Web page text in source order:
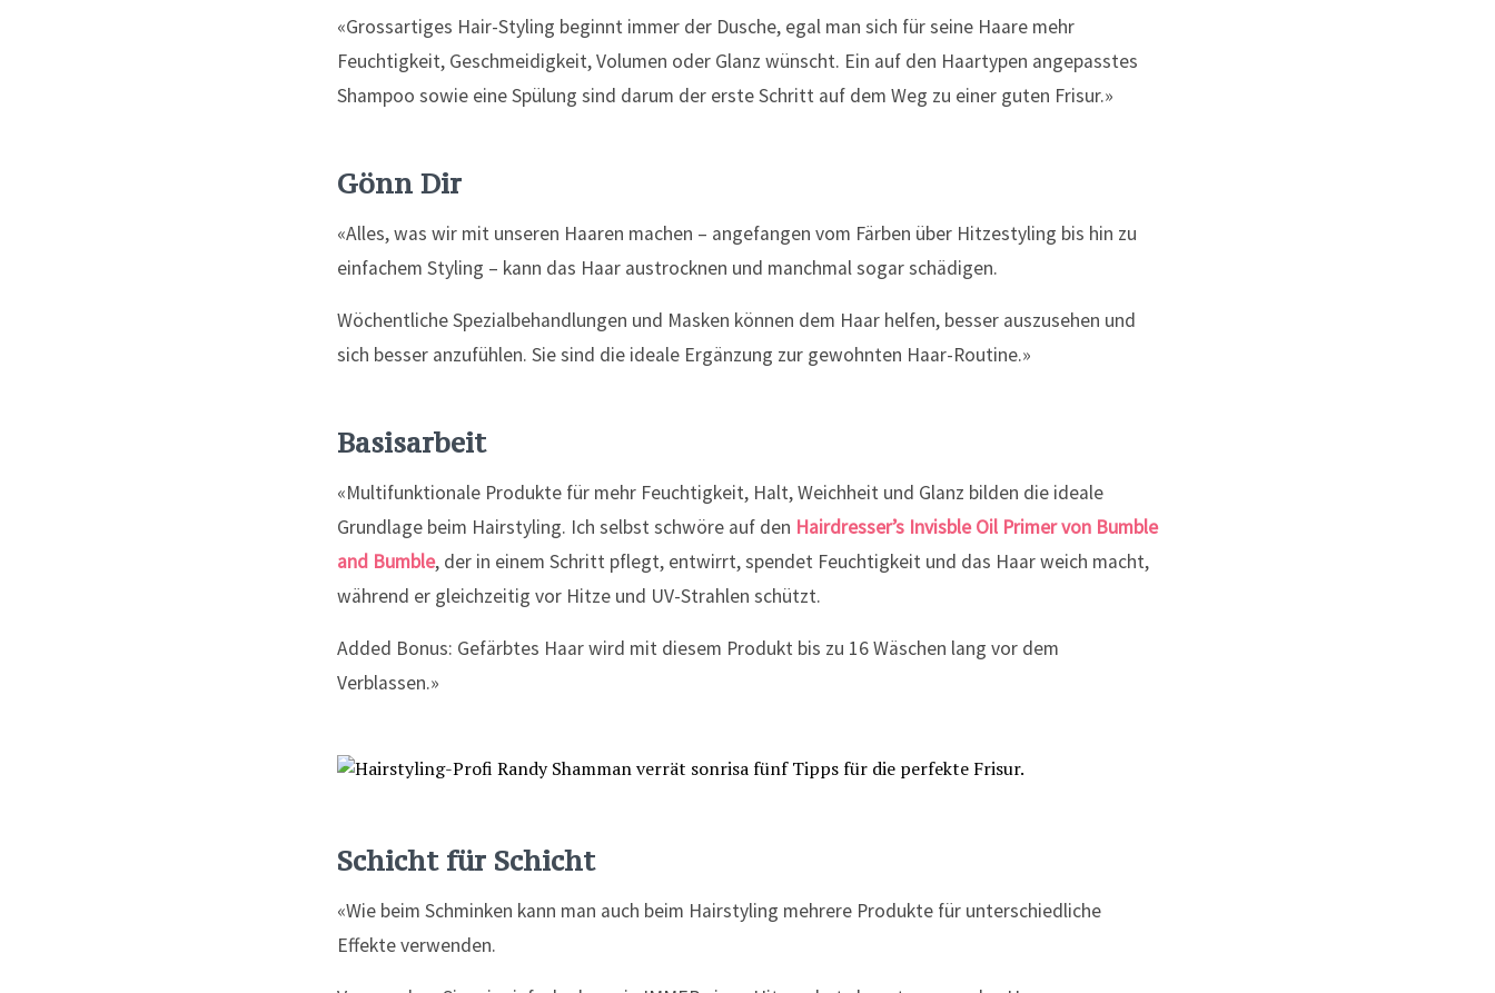
«Grossartiges Hair-Styling beginnt immer der Dusche, egal man sich für seine Haare mehr
Feuchtigkeit, Geschmeidigkeit, Volumen oder Glanz wünscht. Ein auf den Haartypen angepasstes
Shampoo sowie eine Spülung sind darum der erste Schritt auf dem Weg zu einer guten Frisur.»
Gönn Dir
«Alles, was wir mit unseren Haaren machen – angefangen vom Färben über Hitzestyling bis hin zu
einfachem Styling – kann das Haar austrocknen und manchmal sogar schädigen.
Wöchentliche Spezialbehandlungen und Masken können dem Haar helfen, besser auszusehen und
sich besser anzufühlen. Sie sind die ideale Ergänzung zur gewohnten Haar-Routine.»
Basisarbeit
«Multifunktionale Produkte für mehr Feuchtigkeit, Halt, Weichheit und Glanz bilden die ideale
Grundlage beim Hairstyling. Ich selbst schwöre auf den Hairdresser’s Invisble Oil Primer von Bumble
and Bumble, der in einem Schritt pflegt, entwirrt, spendet Feuchtigkeit und das Haar weich macht,
während er gleichzeitig vor Hitze und UV-Strahlen schützt.
Added Bonus: Gefärbtes Haar wird mit diesem Produkt bis zu 16 Wäschen lang vor dem
Verblassen.»
Schicht für Schicht
«Wie beim Schminken kann man auch beim Hairstyling mehrere Produkte für unterschiedliche
Effekte verwenden.